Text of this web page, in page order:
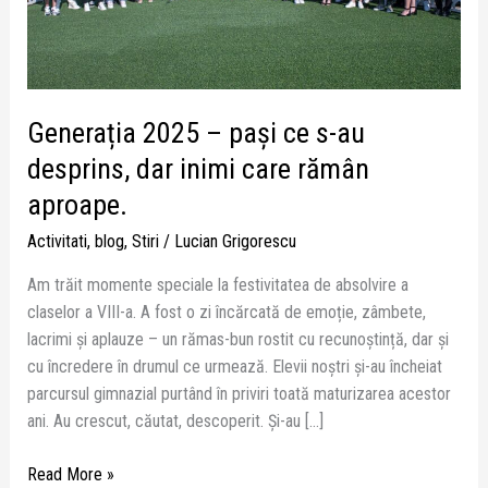
Generația 2025 – pași ce s-au
desprins, dar inimi care rămân
aproape.
Activitati, blog, Stiri/ Lucian Grigorescu
Am trăit momente speciale la festivitatea de absolvire a
claselor a VIII-a. A fost o zi încărcată de emoție, zâmbete,
lacrimi și aplauze – un rămas-bun rostit cu recunoștință, dar și
cu încredere în drumul ce urmează. Elevii noștri și-au încheiat
parcursul gimnazial purtând în priviri toată maturizarea acestor
ani. Au crescut, căutat, descoperit. Și-au […]
desprins,
dar
inimi
care
aproape.
Read More »